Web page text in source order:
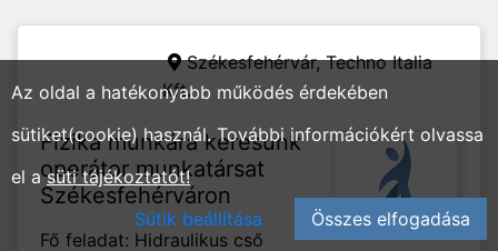
Székesfehérvár,Techno Italia
Kft.
Fizika munkára keresünk
operátor munkatársat
Székesfehérváron
Fő feladat: Hidraulikus cső
Az oldal a hatékonyabb működés érdekében
sütiket(cookie) használ. További információkért olvassa
el asüti tájékoztatót!
Sütik beállítása
Összes elfogadása